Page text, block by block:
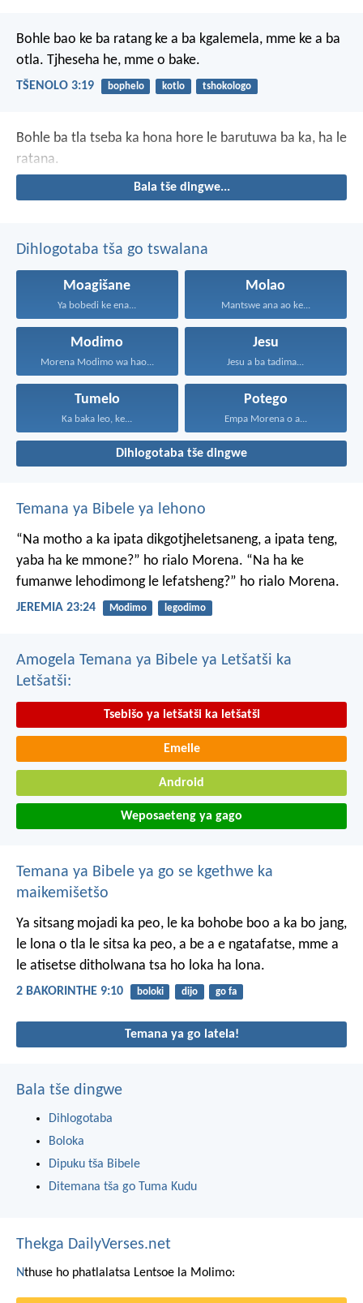
Bohle bao ke ba ratang ke a ba kgalemela, mme ke a ba
otla. Tjheseha he, mme o bake.
TŠENOLO 3:19 bophelo kotlo tshokologo
Bohle ba tla tseba ka hona hore le barutuwa ba ka, ha le
ratana.
Bala tše dingwe...
Dihlogotaba tša go tswalana
Moagišane
Ya bobedi ke ena...
Molao
Mantswe ana ao ke...
Modimo
Morena Modimo wa hao...
Jesu
Jesu a ba tadima...
Tumelo
Ka baka leo, ke...
Potego
Empa Morena o a...
Dihlogotaba tše dingwe
Temana ya Bibele ya lehono
“Na motho a ka ipata dikgotjheletsaneng, a ipata teng,
yaba ha ke mmone?” ho rialo Morena. “Na ha ke
fumanwe lehodimong le lefatsheng?” ho rialo Morena.
JEREMIA 23:24 Modimo legodimo
Amogela Temana ya Bibele ya Letšatši ka
Letšatši:
Tsebišo ya letšatši ka letšatši
Emeile
Android
Weposaeteng ya gago
Temana ya Bibele ya go se kgethwe ka
maikemišetšo
Ya sitsang mojadi ka peo, le ka bohobe boo a ka bo jang,
le lona o tla le sitsa ka peo, a be a e ngatafatse, mme a
le atisetse ditholwana tsa ho loka ha lona.
2 BAKORINTHE 9:10 boloki dijo go fa
Temana ya go latela!
Bala tše dingwe
Dihlogotaba
Boloka
Dipuku tša Bibele
Ditemana tša go Tuma Kudu
Thekga DailyVerses.net
Nthuse ho phatlalatsa Lentsoe la Molimo: